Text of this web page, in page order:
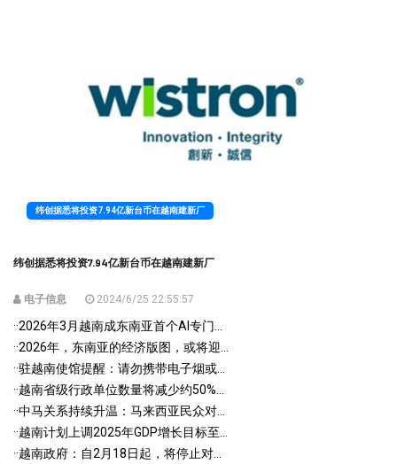
纬创据悉将投资7.94亿新台币在越南建新厂
纬创据悉将投资7.94亿新台币在越南建新厂
电子信息 2024/6/25 22:55:57
··2026年3月越南成东南亚首个AI专门...
··2026年，东南亚的经济版图，或将迎...
··驻越南使馆提醒：请勿携带电子烟或...
··越南省级行政单位数量将减少约50%...
··中马关系持续升温：马来西亚民众对...
··越南计划上调2025年GDP增长目标至...
··越南政府：自2月18日起，将停止对...